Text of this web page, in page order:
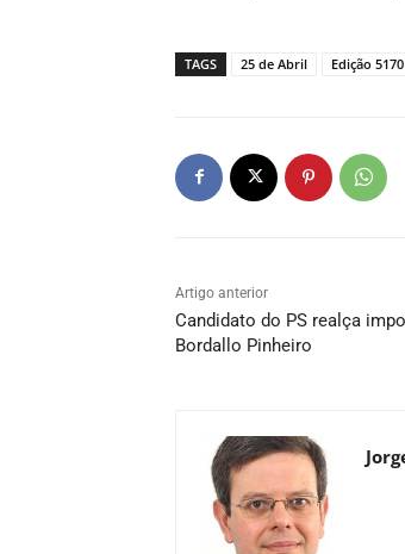
TAGS 25 de Abril Edição 5170
Artigo anterior
Candidato do PS realça
Bordallo Pinheiro